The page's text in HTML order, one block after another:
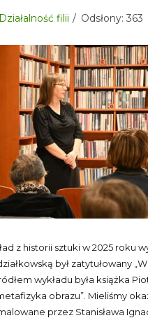
Działalność filii Odsłony: 363
z historii sztuki w 2025 roku
był zatytułowany
wykładu była książka
obrazu”. Mieliśmy
przez Stanisława